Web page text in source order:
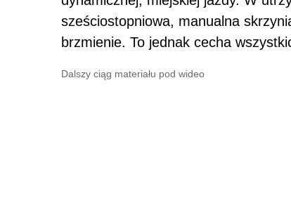
sześciostopniowa, manualna
brzmienie. To jednak cecha
Dalszy ciąg materiału pod wideo